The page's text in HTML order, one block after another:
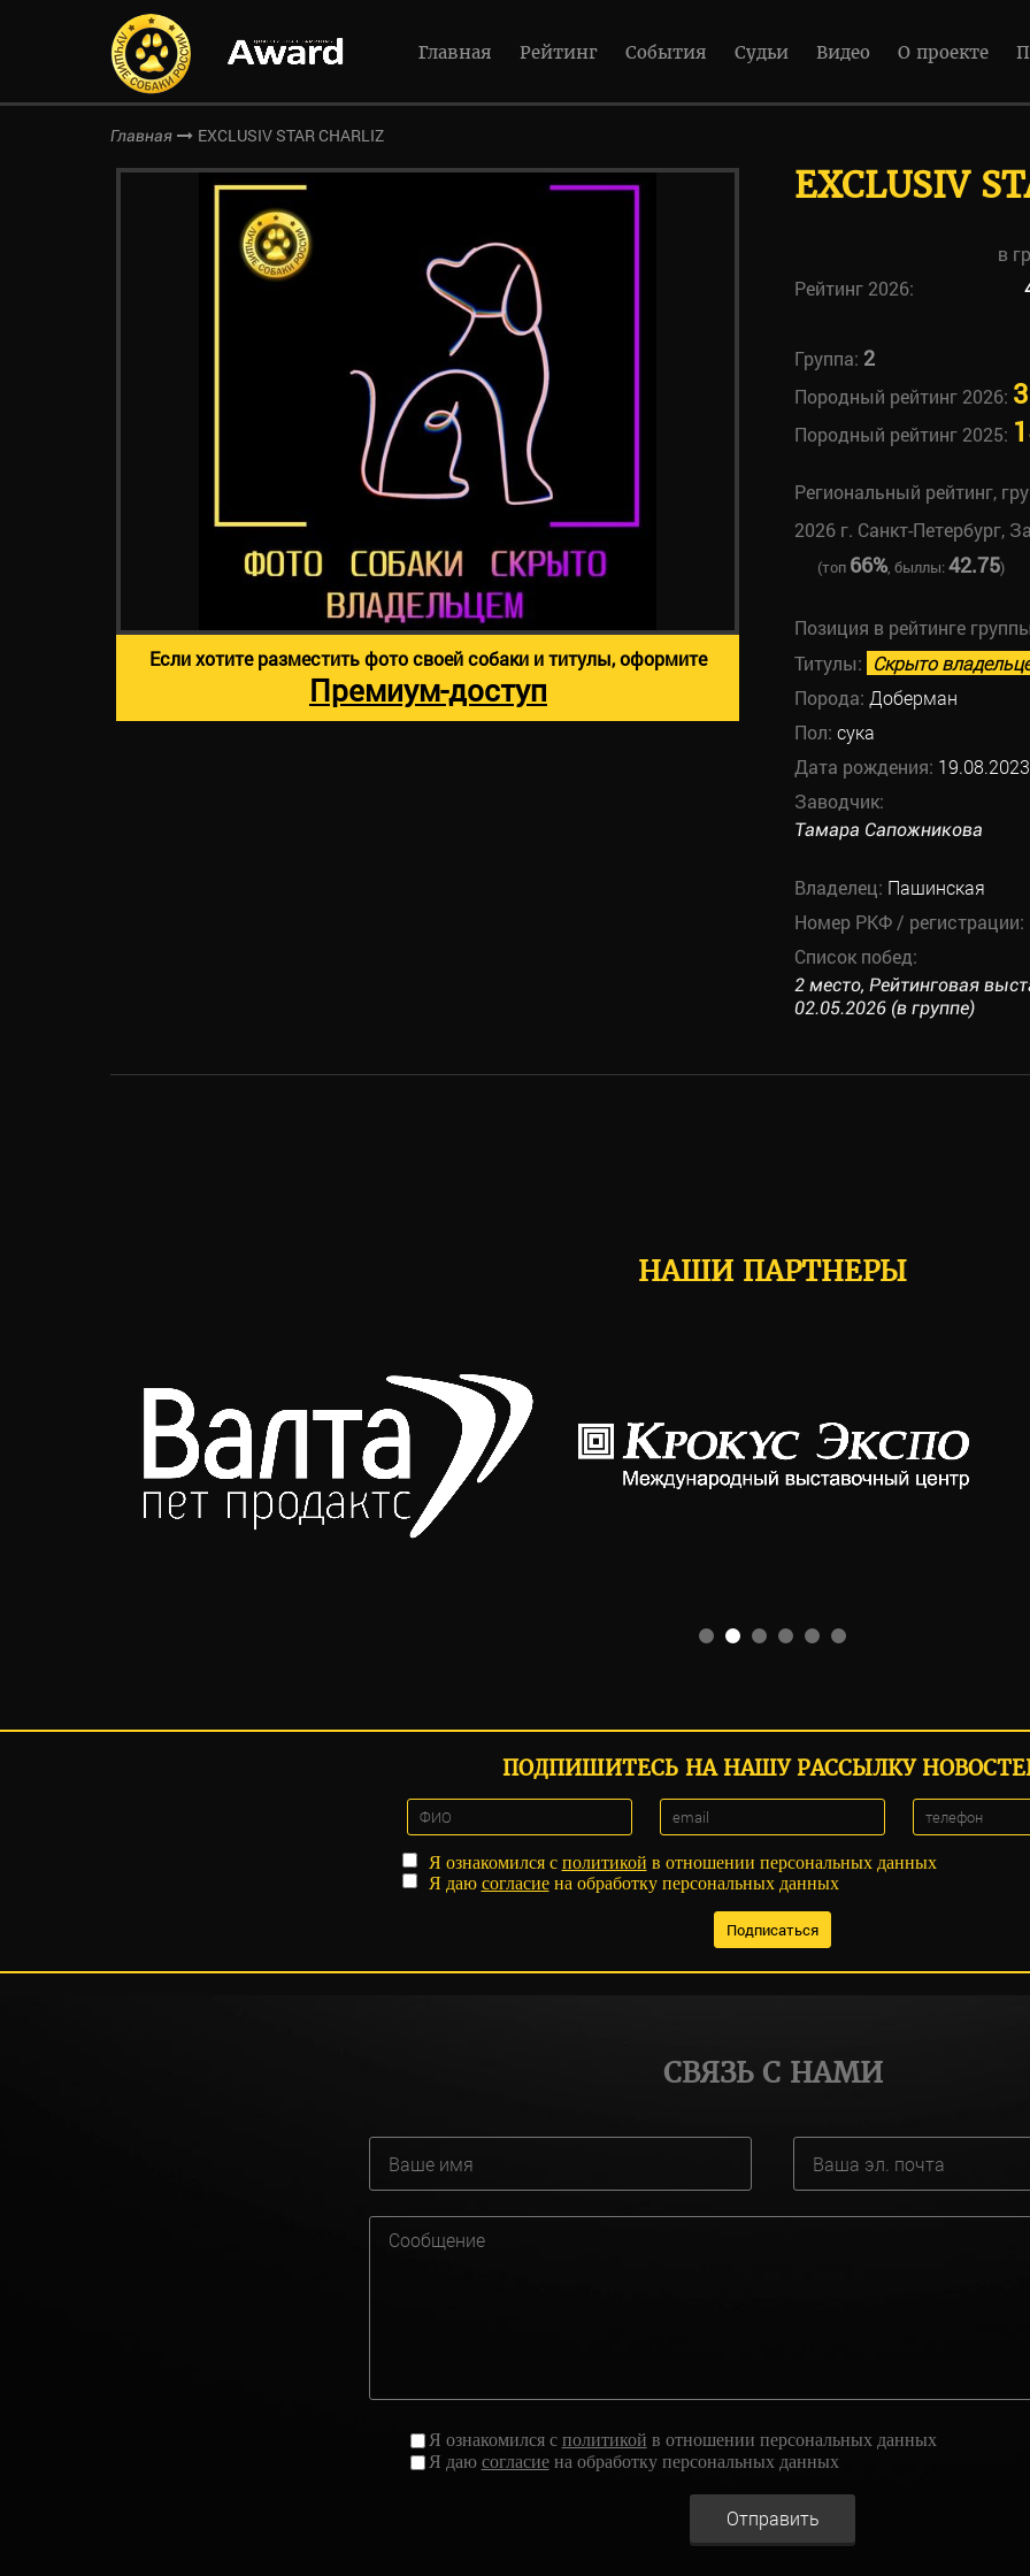
Главная Рейтинг События Судьи Видео О проекте
Главная EXCLUSIV STAR CHARLIZ
EXCLUSIV
в
Рейтинг 2026:
Группа: 2
Породный рейтинг 2026: 3
Породный рейтинг 2025:
Региональный рейтинг,
2026 г. Санкт-Петербург,
(топ 66%, быллы:42.75)
Позиция в рейтинге
Титулы: Скрыто
Порода: Доберман
Пол: сука
Дата рождения: 19.08.2023
Заводчик:
Тамара Сапожникова
Владелец: Пашинская
Номер РКФ / регистрации:
Список побед:
2 место, Рейтинговая
02.05.2026 (в группе)
Если хотите разместить фото своей собаки и титулы, оформите
Премиум-доступ
НАШИ ПАРТНЕРЫ
ПОДПИШИТЕСЬ НА НАШУ РАССЫЛКУ
Я ознакомился с политикой в отношении персональных данных
Я даю согласиена обработку персональных данных
СВЯЗЬ С НАМИ
Я ознакомился с политикой в отношении персональных данных
Я даю согласиена обработку персональных данных
Отправить